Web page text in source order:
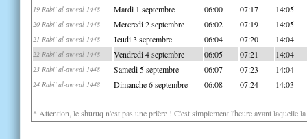
19 Rabi' al-awwal 1448 Mardi 1 septembre 06:00 07:17 14:05
20 Rabi' al-awwal 1448 Mercredi 2 septembre 06:02 07:19 14:05
21 Rabi' al-awwal 1448 Jeudi 3 septembre 06:04 07:20 14:04
22 Rabi' al-awwal 1448 Vendredi 4 septembre 06:05 07:21 14:04
23 Rabi' al-awwal 1448 Samedi 5 septembre 06:07 07:23 14:04
24 Rabi' al-awwal 1448 Dimanche 6 septembre 06:08 07:24 14:03
* Attention, le shuruq n'est pas une prière ! C'est simplement l'heure avant laquelle